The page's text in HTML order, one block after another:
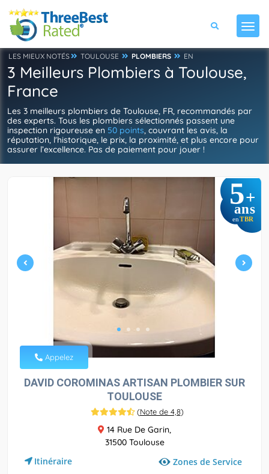
LES MIEUX NOTÉS TOULOUSE PLOMBIERS EN
3 Meilleurs Plombiers à Toulouse,
France
Les 3 meilleurs plombiers de Toulouse, FR, recommandés par
des experts. Tous les plombiers sélectionnés passent une
inspection rigoureuse en 50 points, couvrant les avis, la
réputation, l'historique, le prix, la proximité, et plus encore pour
assurer l’excellence. Pas de paiement pour jouer !
5+
ans
en TBR
Appelez
DAVID COROMINAS ARTISAN PLOMBIER SUR
TOULOUSE
(Note de 4,8)
14 Rue De Garin,
31500 Toulouse
Itinéraire Zones de Service